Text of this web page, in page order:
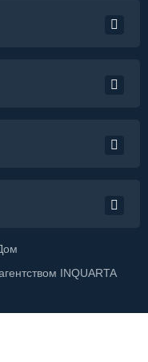
INQUARTA